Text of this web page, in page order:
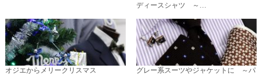
ディースシャツ ～…
オジエからメリークリスマス
グレー系スーツやジャケットに ～パ